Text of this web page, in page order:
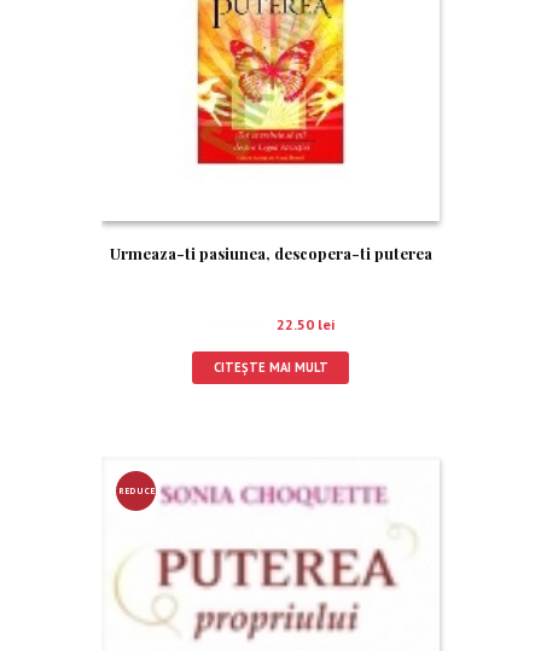
Urmeaza-ti pasiunea, descopera-ti puterea
22.50 lei
CITEȘTE MAI MULT
REDUCE